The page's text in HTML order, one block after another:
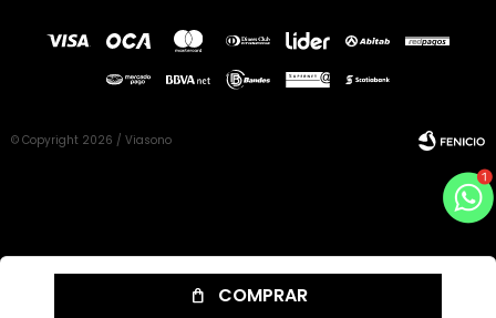
COMPRAR
© Copyright 2026 / Viasono